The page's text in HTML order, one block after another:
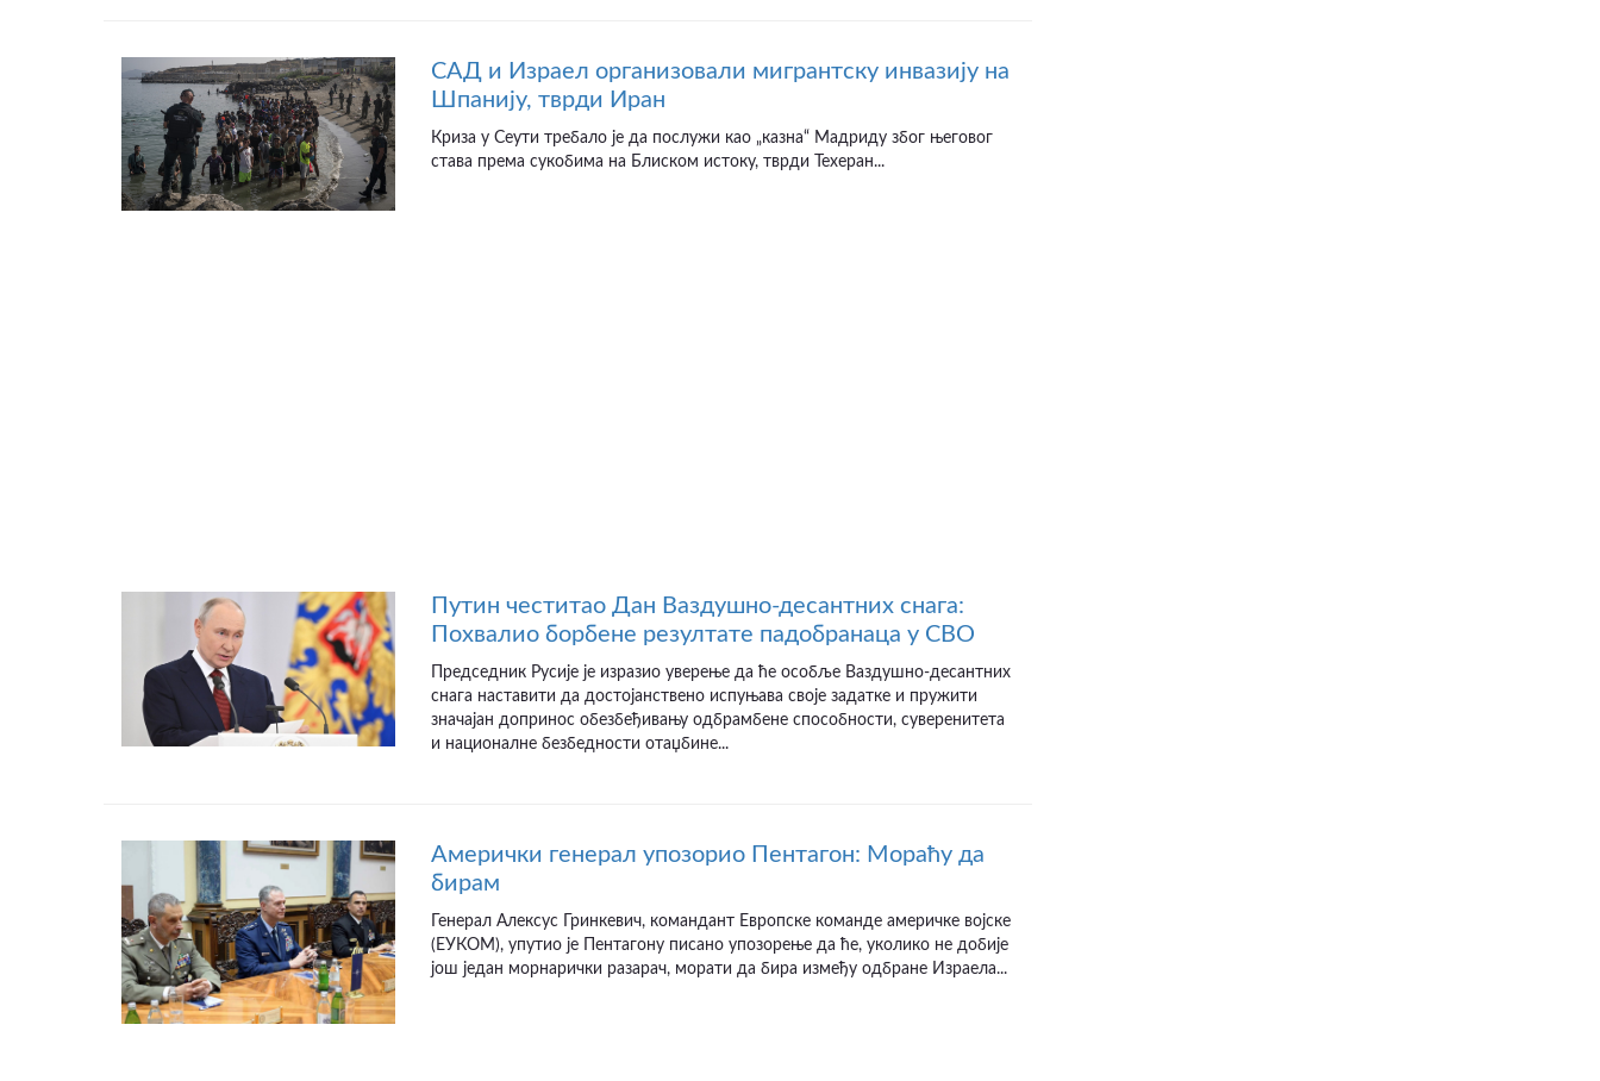
САД и Израел организовали мигрантску инвазију на
Шпанију, тврди Иран
Криза у Сеути требало је да послужи као „казна“ Мадриду због његовог
става према сукобима на Блиском истоку, тврди Техеран...
Путин честитао Дан Ваздушно-десантних снага:
Похвалио борбене резултате падобранаца у СВО
Председник Русије је изразио уверење да ће особље Ваздушно-десантних
снага наставити да достојанствено испуњава своје задатке и пружити
значајан допринос обезбеђивању одбрамбене способности, суверенитета
и националне безбедности отаџбине...
Амерички генерал упозорио Пентагон: Мораћу да
бирам
Генерал Алексус Гринкевич, командант Европске команде америчке војске
(ЕУКОМ), упутио је Пентагону писано упозорење да ће, уколико не добије
још један морнарички разарач, морати да бира између одбране Израела...